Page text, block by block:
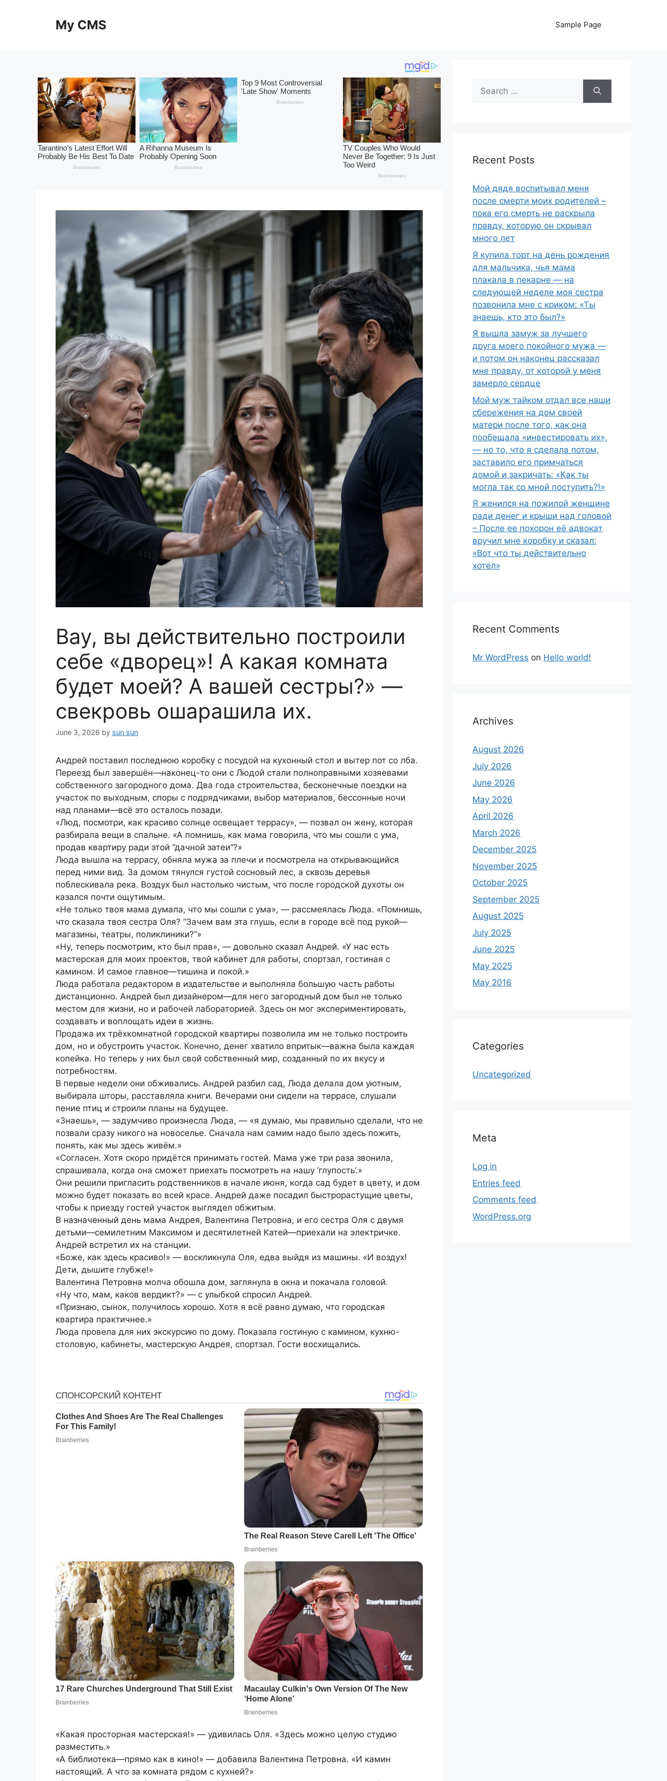
My CMS Sample Page
Вау, вы действительно построили
себе «дворец»! А какая комната
будет моей? А вашей сестры?» —
свекровь ошарашила их.
June 3, 2026 by sun sun
Андрей поставил последнюю коробку с посудой на кухонный стол и вытер пот со лба.
Переезд был завершён—наконец-то они с Людой стали полноправными хозяевами
собственного загородного дома. Два года строительства, бесконечные поездки на
участок по выходным, споры с подрядчиками, выбор материалов, бессонные ночи
над планами—всё это осталось позади.
«Люд, посмотри, как красиво солнце освещает террасу», — позвал он жену, которая
разбирала вещи в спальне. «А помнишь, как мама говорила, что мы сошли с ума,
продав квартиру ради этой “дачной затеи”?»
Люда вышла на террасу, обняла мужа за плечи и посмотрела на открывающийся
перед ними вид. За домом тянулся густой сосновый лес, а сквозь деревья
поблескивала река. Воздух был настолько чистым, что после городской духоты он
казался почти ощутимым.
«Не только твоя мама думала, что мы сошли с ума», — рассмеялась Люда. «Помнишь,
что сказала твоя сестра Оля? “Зачем вам эта глушь, если в городе всё под рукой—
магазины, театры, поликлиники?”»
«Ну, теперь посмотрим, кто был прав», — довольно сказал Андрей. «У нас есть
мастерская для моих проектов, твой кабинет для работы, спортзал, гостиная с
камином. И самое главное—тишина и покой.»
Люда работала редактором в издательстве и выполняла большую часть работы
дистанционно. Андрей был дизайнером—для него загородный дом был не только
местом для жизни, но и рабочей лабораторией. Здесь он мог экспериментировать,
создавать и воплощать идеи в жизнь.
Продажа их трёхкомнатной городской квартиры позволила им не только построить
дом, но и обустроить участок. Конечно, денег хватило впритык—важна была каждая
копейка. Но теперь у них был свой собственный мир, созданный по их вкусу и
потребностям.
В первые недели они обживались. Андрей разбил сад, Люда делала дом уютным,
выбирала шторы, расставляла книги. Вечерами они сидели на террасе, слушали
пение птиц и строили планы на будущее.
«Знаешь», — задумчиво произнесла Люда, — «я думаю, мы правильно сделали, что не
позвали сразу никого на новоселье. Сначала нам самим надо было здесь пожить,
понять, как мы здесь живём.»
«Согласен. Хотя скоро придётся принимать гостей. Мама уже три раза звонила,
спрашивала, когда она сможет приехать посмотреть на нашу ‘глупость’.»
Они решили пригласить родственников в начале июня, когда сад будет в цвету, и дом
можно будет показать во всей красе. Андрей даже посадил быстрорастущие цветы,
чтобы к приезду гостей участок выглядел обжитым.
В назначенный день мама Андрея, Валентина Петровна, и его сестра Оля с двумя
детьми—семилетним Максимом и десятилетней Катей—приехали на электричке.
Андрей встретил их на станции.
«Боже, как здесь красиво!» — воскликнула Оля, едва выйдя из машины. «И воздух!
Дети, дышите глубже!»
Валентина Петровна молча обошла дом, заглянула в окна и покачала головой.
«Ну что, мам, каков вердикт?» — с улыбкой спросил Андрей.
«Признаю, сынок, получилось хорошо. Хотя я всё равно думаю, что городская
квартира практичнее.»
Люда провела для них экскурсию по дому. Показала гостиную с камином, кухню-
столовую, кабинеты, мастерскую Андрея, спортзал. Гости восхищались.
«Какая просторная мастерская!» — удивилась Оля. «Здесь можно целую студию
разместить.»
«А библиотека—прямо как в кино!» — добавила Валентина Петровна. «И камин
настоящий. А что за комната рядом с кухней?»
Search
for:
Recent Posts
Мой дядя воспитывал меня
после смерти моих родителей –
пока его смерть не раскрыла
правду, которую он скрывал
много лет
Я купила торт на день рождения
для мальчика, чья мама
плакала в пекарне — на
следующей неделе моя сестра
позвонила мне с криком: «Ты
знаешь, кто это был?»
Я вышла замуж за лучшего
друга моего покойного мужа —
и потом он наконец рассказал
мне правду, от которой у меня
замерло сердце
Мой муж тайком отдал все наши
сбережения на дом своей
матери после того, как она
пообещала «инвестировать их»,
— но то, что я сделала потом,
заставило его примчаться
домой и закричать: «Как ты
могла так со мной поступить?!»
Я женился на пожилой женщине
ради денег и крыши над головой
– После ее похорон её адвокат
вручил мне коробку и сказал:
«Вот что ты действительно
хотел»
Recent Comments
Mr WordPress on Hello world!
Archives
August 2026
July 2026
June 2026
May 2026
April 2026
March 2026
December 2025
November 2025
October 2025
September 2025
August 2025
July 2025
June 2025
May 2025
May 2016
Categories
Uncategorized
Meta
Log in
Entries feed
Comments feed
WordPress.org